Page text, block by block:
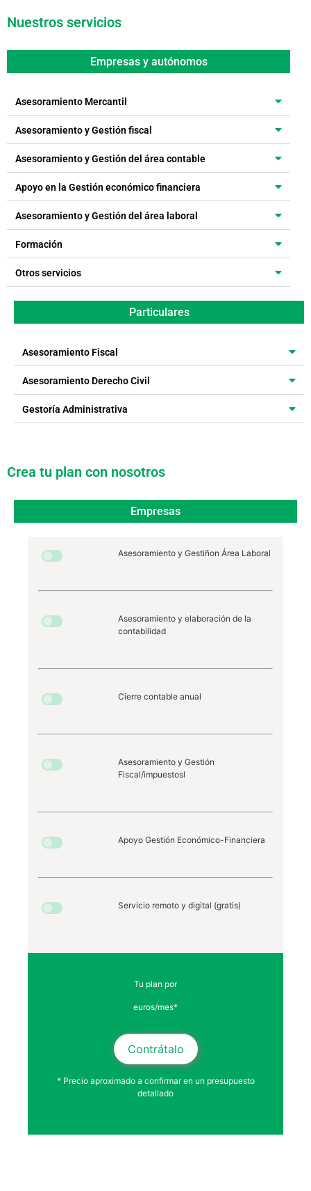
Nuestros servicios
Empresas y autónomos
Asesoramiento Mercantil
Asesoramiento y Gestión fiscal
Asesoramiento y Gestión del área contable
Apoyo en la Gestión económico financiera
Asesoramiento y Gestión del área laboral
Formación
Otros servicios
Particulares
Asesoramiento Fiscal
Asesoramiento Derecho Civil
Gestoría Administrativa
Crea tu plan con nosotros
Empresas
Asesoramiento y Gestiñon Área Laboral
Asesoramiento y elaboración de la
contabilidad
Cierre contable anual
Asesoramiento y Gestión
Fiscal/impuestosl
Apoyo Gestión Económico-Financiera
Servicio remoto y digital (gratis)
Tu plan por
euros/mes*
Contrátalo
* Precio aproximado a confirmar en un presupuesto
detallado